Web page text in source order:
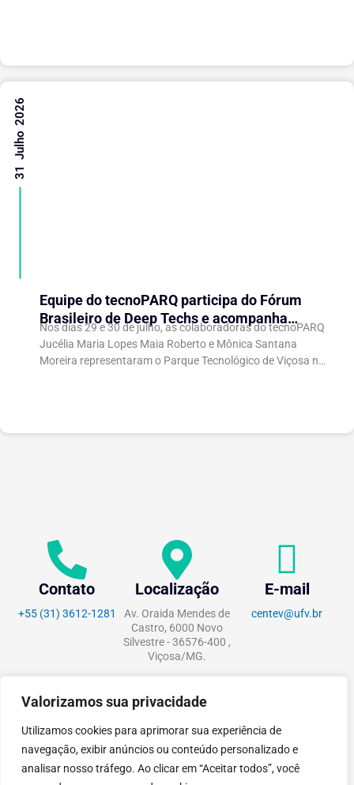
Valorizamos sua privacidade
Utilizamos cookies para aprimorar sua experiência de
navegação, exibir anúncios ou conteúdo personalizado e
analisar nosso tráfego. Ao clicar em “Aceitar todos”, você
Equipe do tecnoPARQ participa do Fórum
Brasileiro de Deep Techs e acompanha
debates sobre políticas para inovação
científica
Nos dias 29 e 30 de julho, as colaboradoras do tecnoPARQ
Jucélia Maria Lopes Maia Roberto e Mônica Santana
Moreira representaram o Parque Tecnológico de Viçosa no
31 Julho 2026
Contato
+55 (31) 3612-1281
Localização
Av. Oraida Mendes de
Castro, 6000 Novo
Silvestre - 36576-400 ,
Viçosa/MG.
E-mail
centev@ufv.br
tecnoPARQ © 2021 porDigital
Pixel